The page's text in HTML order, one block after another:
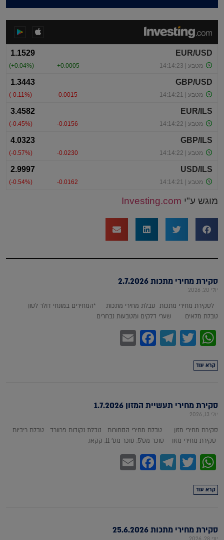
מוגש ע"י Investing.com
סקירת מחירי מתכות 2.7.2026
יולי 20, 2026
לסקירת מחירי מתכות טבלת מחירי מתכות *המחירים במונחי דולר לטון
טבלת מלאים שערי דלקים ומטבעות נבחרים
WhatsApp
Twitter
Telegram
Facebook
קרא עוד
סקירת מחירי תעשיית המזון 1.7.2026
יולי 13, 2026
סקירת מחירי מזון טבלת מחירי הסחורות טבלת נקודות פרוורד טבלת ריביות
סקירת מחירי מזון סוכר מס'5, סוכר מס' 11, קקאו,
WhatsApp
Twitter
Telegram
Facebook
קרא עוד
סקירת מחירי מתכות 25.6.2026